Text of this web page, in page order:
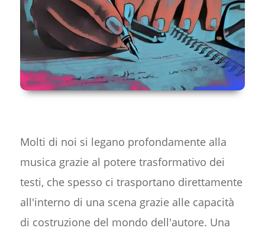
Molti di noi si legano profondamente alla
musica grazie al potere trasformativo dei
testi, che spesso ci trasportano direttamente
all'interno di una scena grazie alle capacità
di costruzione del mondo dell'autore. Una